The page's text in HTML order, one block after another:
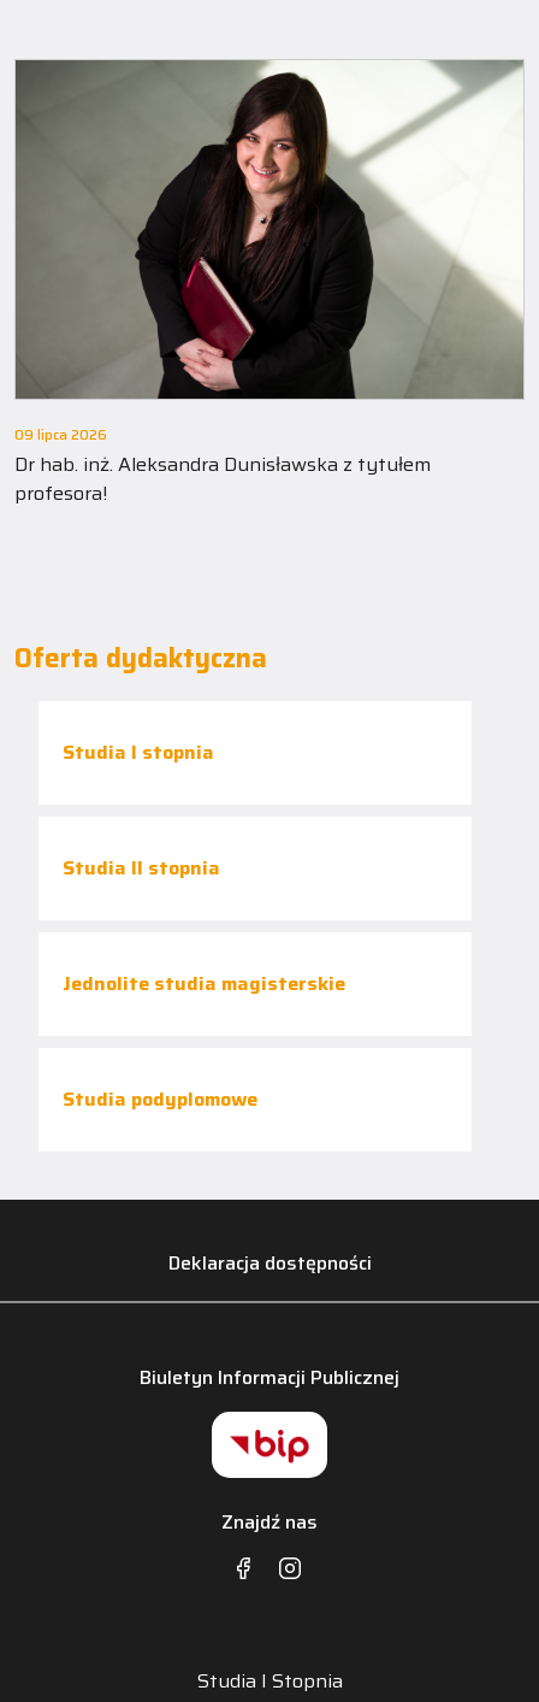
09 lipca 2026
Dr hab. inż. Aleksandra Dunisławska z tytułem
profesora!
Oferta dydaktyczna
Studia I stopnia
Studia II stopnia
Jednolite studia magisterskie
Studia podyplomowe
Deklaracja dostępności
Biuletyn Informacji Publicznej
Znajdź nas
Studia I Stopnia